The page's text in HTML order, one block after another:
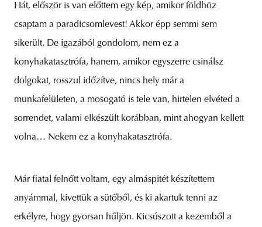
Hát, először is van előttem egy kép, amikor földhöz
csaptam a paradicsomlevest! Akkor épp semmi sem
sikerült. De igazából gondolom, nem ez a
konyhakatasztrófa, hanem, amikor egyszerre csinálsz
dolgokat, rosszul időzítve, nincs hely már a
munkafelületen, a mosogató is tele van, hirtelen elvéted a
sorrendet, valami elkészült korábban, mint ahogyan kellett
volna… Nekem ez a konyhakatasztrófa.
Már fiatal felnőtt voltam, egy almáspitét készítettem
anyámmal, kivettük a sütőből, és ki akartuk tenni az
erkélyre, hogy gyorsan hűljön. Kicsúszott a kezemből a